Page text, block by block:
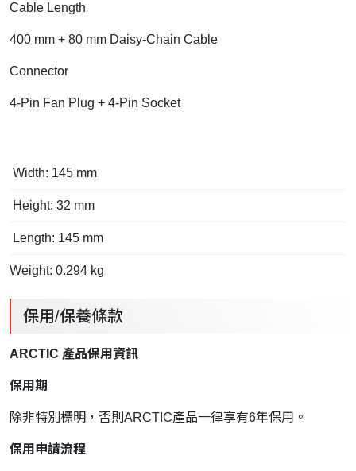
Cable Length
400 mm + 80 mm Daisy-Chain Cable
Connector
4-Pin Fan Plug + 4-Pin Socket
Width: 145 mm
Height: 32 mm
Length: 145 mm
Weight: 0.294 kg
保用/保養條款
ARCTIC 產品保用資訊
保用期
除非特別標明，否則ARCTIC產品一律享有6年保用。
保用申請流程